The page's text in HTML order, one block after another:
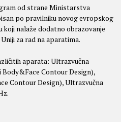
od strane Ministarstva
po pravilniku novog evropskog
koji nalaže dodatno obrazovanje
za rad na aparatima.
aparata: Ultrazvučna
Contour Design),
Contour Design), Ultrazvučna